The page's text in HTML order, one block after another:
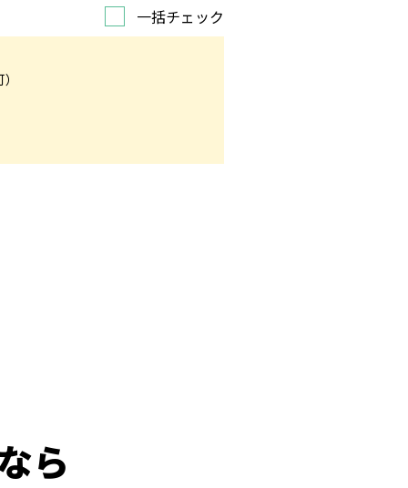
一括チェック
ら